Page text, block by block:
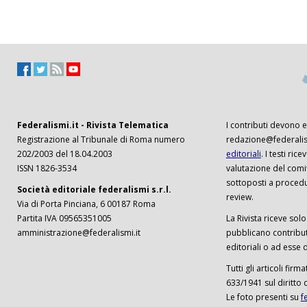
Federalismi.it - Rivista Telematica
Registrazione al Tribunale di Roma numero
202/2003 del 18.04.2003
ISSN 1826-3534
Società editoriale federalismi s.r.l.
Via di Porta Pinciana, 6 00187 Roma
Partita IVA 09565351005
amministrazione@federalismi.it
I contributi devono
editoriali. I testi
valutazione del
sottoposti a
review.
La Rivista riceve
pubblicano
editoriali o ad esse
Tutti gli articoli
633/1941 sul diritto
Le foto presenti su